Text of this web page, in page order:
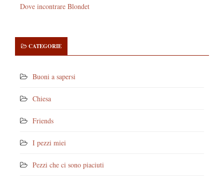
Dove incontrare Blondet
CATEGORIE
Buoni a sapersi
Chiesa
Friends
I pezzi miei
Pezzi che ci sono piaciuti